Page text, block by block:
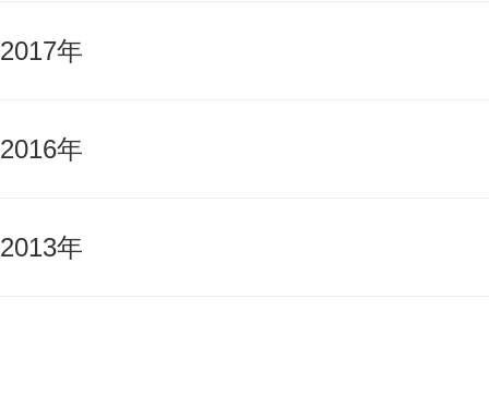
2017年
2016年
2013年